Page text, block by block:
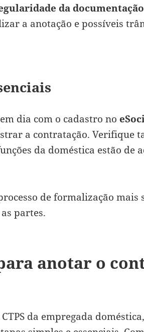
da documentação
a anotação e possíveis
dia com o cadastro no
a contratação. Verifique
da doméstica estão de
de formalização mais
partes.
anotar o
da empregada